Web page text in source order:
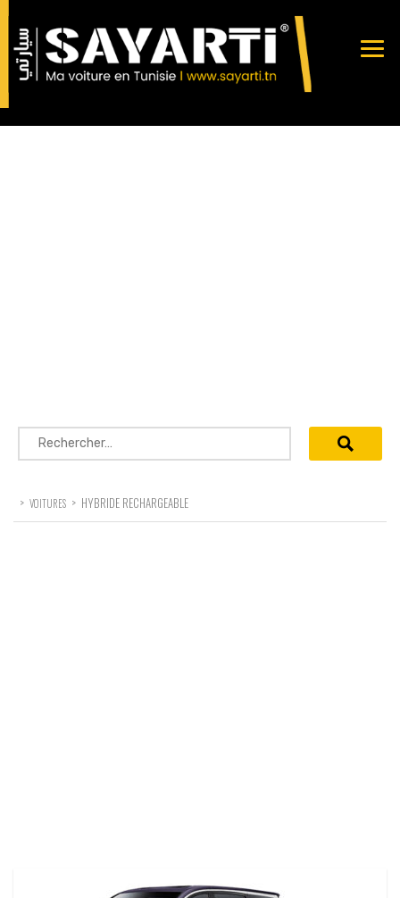
Rechercher :
> VOITURES > HYBRIDE RECHARGEABLE